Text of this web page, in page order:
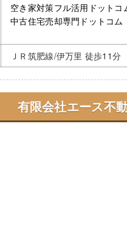
空き家対策フル活用ドットコ
中古住宅売却専門ドットコム
ＪＲ筑肥線/伊万里 徒歩11分
有限会社エース不